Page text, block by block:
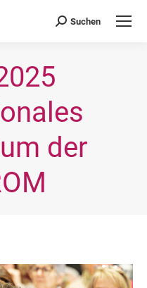
Search:
Suchen
Medizin

der